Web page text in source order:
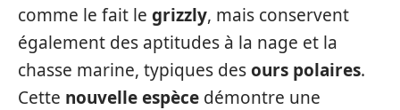
comme le fait le grizzly, mais conservent
également des aptitudes à la nage et la
chasse marine, typiques desours polaires.
Cette nouvelle espèce démontre une